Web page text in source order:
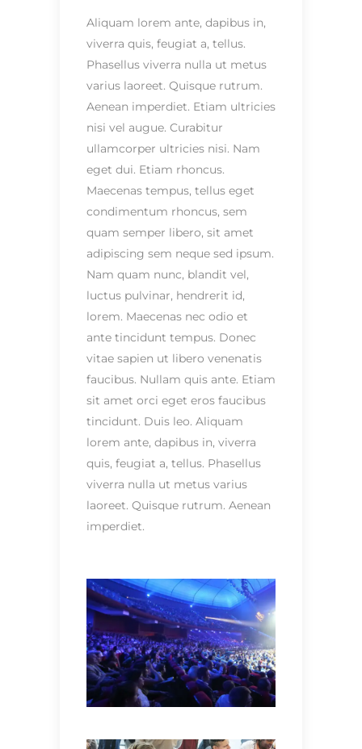
Aliquam lorem ante, dapibus in,
viverra quis, feugiat a, tellus.
Phasellus viverra nulla ut metus
varius laoreet. Quisque rutrum.
Aenean imperdiet. Etiam ultricies
nisi vel augue. Curabitur
ullamcorper ultricies nisi. Nam
eget dui. Etiam rhoncus.
Maecenas tempus, tellus eget
condimentum rhoncus, sem
quam semper libero, sit amet
adipiscing sem neque sed ipsum.
Nam quam nunc, blandit vel,
luctus pulvinar, hendrerit id,
lorem. Maecenas nec odio et
ante tincidunt tempus. Donec
vitae sapien ut libero venenatis
faucibus. Nullam quis ante. Etiam
sit amet orci eget eros faucibus
tincidunt. Duis leo. Aliquam
lorem ante, dapibus in, viverra
quis, feugiat a, tellus. Phasellus
viverra nulla ut metus varius
laoreet. Quisque rutrum. Aenean
imperdiet.